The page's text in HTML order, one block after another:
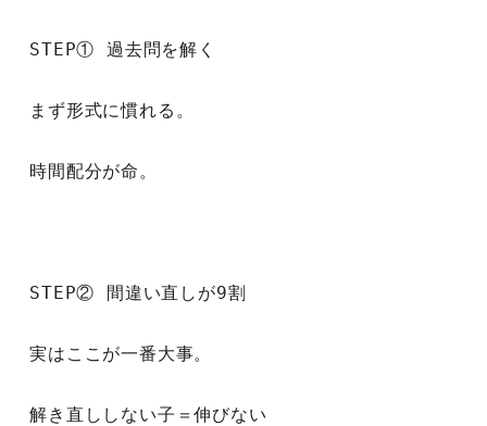
STEP① 過去問を解く
まず形式に慣れる。
時間配分が命。
STEP② 間違い直しが9割
実はここが一番大事。
解き直ししない子＝伸びない